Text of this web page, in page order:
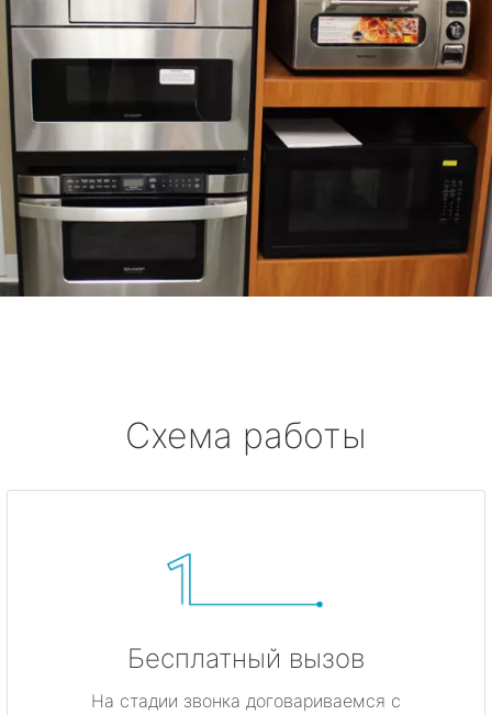
Схема работы
Бесплатный вызов
На стадии звонка договариваемся с